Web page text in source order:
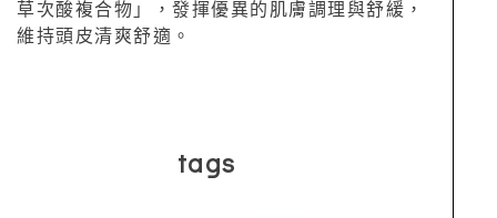
草次酸複合物」，發揮優異的肌膚調理與舒緩，
維持頭皮清爽舒適。
tags